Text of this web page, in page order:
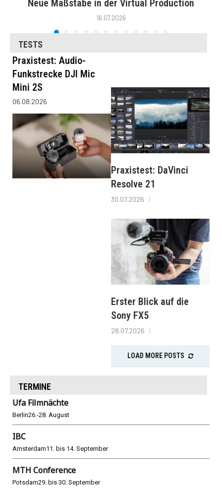
Neue Maßstäbe in der Virtual Production
16.07.2026
TESTS
Praxistest: Audio-
Funkstrecke DJI Mic
Mini 2S
06.08.2026
Praxistest: DaVinci
Resolve 21
30.07.2026
Erster Blick auf die
Sony FX5
28.07.2026
LOAD MORE POSTS
TERMINE
Ufa Filmnächte
Berlin26.-28. August
IBC
Amsterdam11. bis 14. September
MTH Conference
Potsdam29. bis 30. September